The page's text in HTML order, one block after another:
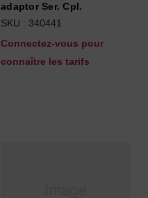
adaptor Ser. Cpl.
SKU : 340441
Connectez-vous pour
connaître les tarifs